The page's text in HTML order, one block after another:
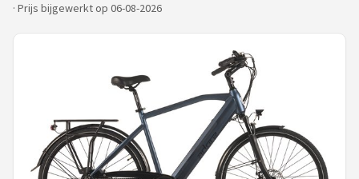
Kinderfietsen
Elektrische fietsen
Mountainbikes
· Prijs bijgewerkt op 06-08-2026